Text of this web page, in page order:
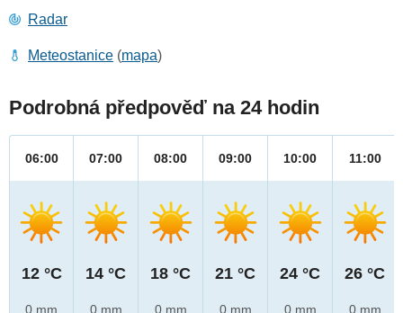
Radar
Meteostanice (mapa)
Podrobná předpověď na 24 hodin
06:00
12 °C
0 mm
07:00
14 °C
0 mm
08:00
18 °C
0 mm
09:00
21 °C
0 mm
10:00
24 °C
0 mm
11:00
26 °C
0 mm